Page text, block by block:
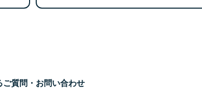
ご質問・お問い合わせ